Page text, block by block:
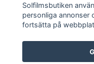
SOCIALA MEDIER
Solfilmsbutiken
personliga annonser
fortsätta på